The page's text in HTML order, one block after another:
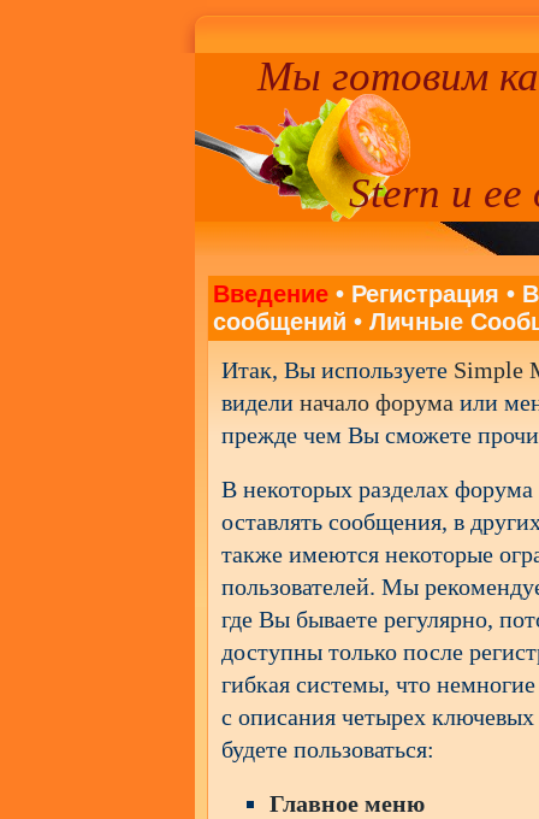
Мы готовим
Stern и ее
Введение • Регистрация •
сообщений • Личные
Итак, Вы используете Simple
виделиначало форума или
прежде чем Вы сможете
В некоторых разделах форума
оставлять сообщения, в
также имеются некоторые
пользователей. Мы
где Вы бываете регулярно,
доступны только после
гибкая системы, что
с описания четырех
будете пользоваться:
Главное меню